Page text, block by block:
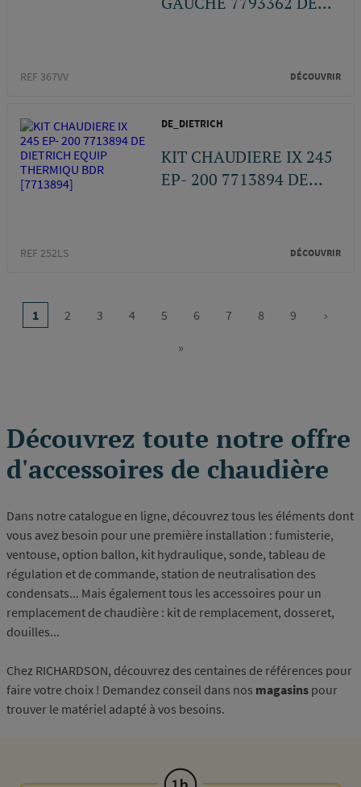
REF 367VV DÉCOUVRIR
DE_DIETRICH
KIT CHAUDIERE IX 245
EP- 200 7713894 DE...
REF 252LS DÉCOUVRIR
Page
1 Page
2 Page
3 Page
4 Page
5 Page
6 Page
7 Page
8 Page
9
Page
›
Dernière
»
Découvrez toute notre offre
d'accessoires de chaudière
Dans notre catalogue en ligne, découvrez tous les éléments dont
vous avez besoin pour une première installation : fumisterie,
ventouse, option ballon, kit hydraulique, sonde, tableau de
régulation et de commande, station de neutralisation des
condensats... Mais également tous les accessoires pour un
remplacement de chaudière : kit de remplacement, dosseret,
douilles...
Chez RICHARDSON, découvrez des centaines de références pour
faire votre choix ! Demandez conseil dans nos magasins pour
trouver le matériel adapté à vos besoins.